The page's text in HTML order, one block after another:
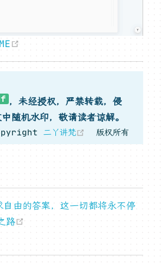
，未经授权，严禁转载，侵
随机水印，敬请读者谅解。
二丫讲梵 (opens new
版权所有
自由的答案，这一切都将永不停
路